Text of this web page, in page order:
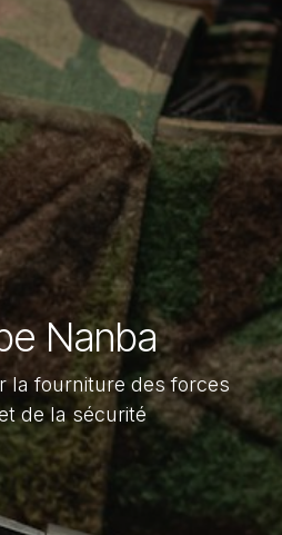
Nanba
la fourniture des forces
de la sécurité